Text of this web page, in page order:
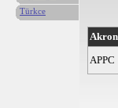
APPC
Türkce